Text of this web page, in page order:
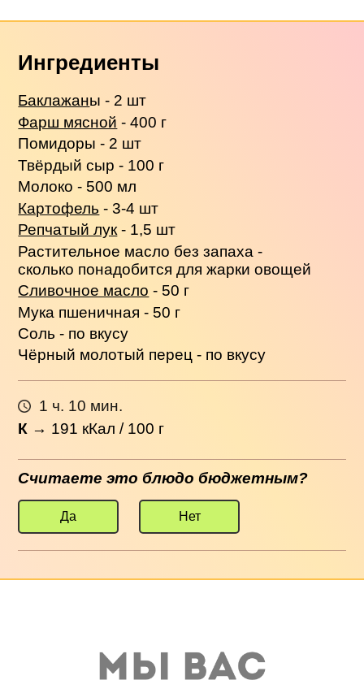
Ингредиенты
Баклажаны - 2 шт
Фарш мясной - 400 г
Помидоры - 2 шт
Твёрдый сыр - 100 г
Молоко - 500 мл
Картофель - 3-4 шт
Репчатый лук - 1,5 шт
Растительное масло без запаха -
сколько понадобится для жарки овощей
Сливочное масло - 50 г
Мука пшеничная - 50 г
Соль - по вкусу
Чёрный молотый перец - по вкусу
1 ч. 10 мин.
К → 191 кКал / 100 г
Считаете это блюдо бюджетным?
Да Нет